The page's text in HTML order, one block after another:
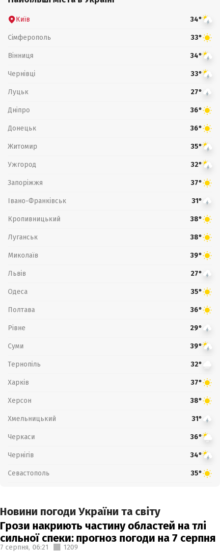
Київ 34°
Сімферополь 33°
Вінниця 34°
Чернівці 33°
Луцьк 27°
Дніпро 36°
Донецьк 36°
Житомир 35°
Ужгород 32°
Запоріжжя 37°
Івано-Франківськ 31°
Кропивницький 38°
Луганськ 38°
Миколаїв 39°
Львів 27°
Одеса 35°
Полтава 36°
Рівне 29°
Суми 39°
Тернопіль 32°
Харків 37°
Херсон 38°
Хмельницький 31°
Черкаси 36°
Чернігів 34°
Севастополь 35°
Новини погоди України та світу
Грози накриють частину областей на тлі
сильної спеки: прогноз погоди на 7 серпня
7 серпня, 06:21 1209